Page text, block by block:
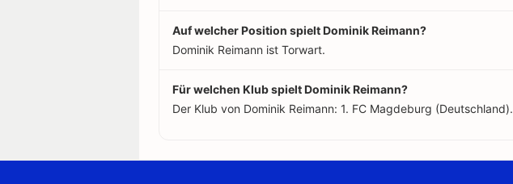
Auf welcher Position spielt Dominik Reimann?
Dominik Reimann ist Torwart.
Für welchen Klub spielt Dominik Reimann?
Der Klub von Dominik Reimann: 1. FC Magdeburg (Deutschland).